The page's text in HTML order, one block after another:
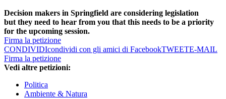
Decision makers in Springfield are considering legislation
but they need to hear from you that this needs to be a priority
for the upcoming session.
Firma la petizione
CONDIVIDIcondividi con gli amici di FacebookTWEETE-MAIL
Firma la petizione
Vedi altre petizioni:
Politica
Ambiente & Natura